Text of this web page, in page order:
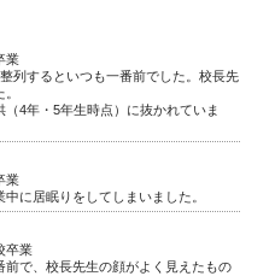
業
列するといつも一番前でした。校長先
（4年・5年生時点）に抜かれていま
業
に居眠りをしてしまいました。
卒業
前で、校長先生の顔がよく見えたもの